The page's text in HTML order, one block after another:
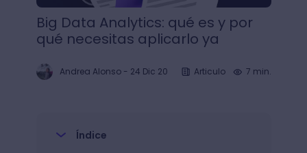
Big Data Analytics: qué es y por
qué necesitas aplicarlo ya
Andrea Alonso- 24 Dic 20 Articulo 7 min.
Índice